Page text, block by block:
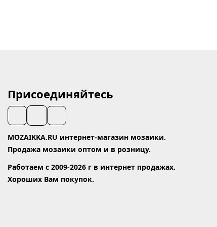
Присоединяйтесь
MOZAIKKA.RU интернет-магазин мозаики.
Продажа мозаики оптом и в розницу.
Работаем с 2009-2026 г в интернет продажах.
Хороших Вам покупок.